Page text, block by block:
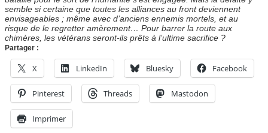
semble si certaine que toutes les alliances au front deviennent
envisageables ; même avec d’anciens ennemis mortels, et au
risque de le regretter amèrement… Pour barrer la route aux
chimères, les vétérans seront-ils prêts à l’ultime sacrifice ?
Partager :
X LinkedIn Bluesky Facebook
Pinterest Threads Mastodon
Imprimer